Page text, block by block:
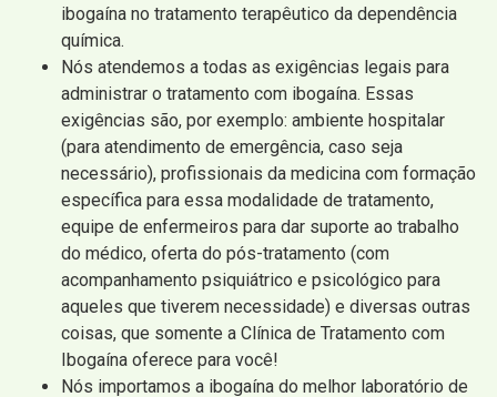
ibogaína no tratamento terapêutico da dependência
química.
Nós atendemos a todas as exigências legais para
administrar o tratamento com ibogaína. Essas
exigências são, por exemplo: ambiente hospitalar
(para atendimento de emergência, caso seja
necessário), profissionais da medicina com formação
específica para essa modalidade de tratamento,
equipe de enfermeiros para dar suporte ao trabalho
do médico, oferta do pós-tratamento (com
acompanhamento psiquiátrico e psicológico para
aqueles que tiverem necessidade) e diversas outras
coisas, que somente a Clínica de Tratamento com
Ibogaína oferece para você!
Nós importamos a ibogaína do melhor laboratório de